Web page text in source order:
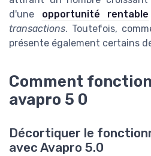
d'une opportunité rentable
transactions. Toutefois,
présente également certains
Comment
avapro 5 0
Décortiquer le
avec Avapro 5.0